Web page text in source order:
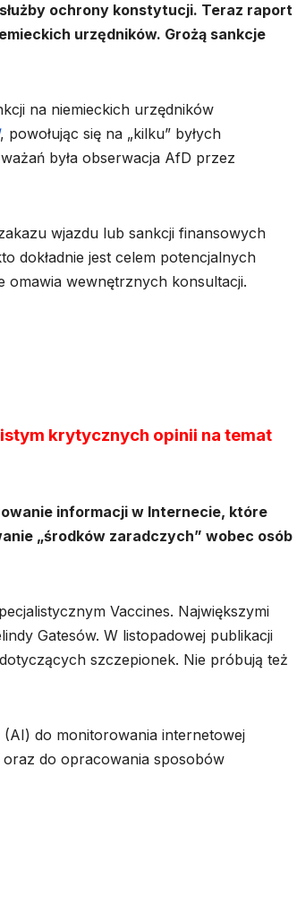
ochrony konstytucji. Teraz raport
urzędników. Grożą sankcje
na niemieckich urzędników
, powołując się na „kilku” byłych
była obserwacja AfD przez
wjazdu lub sankcji finansowych
dokładnie jest celem potencjalnych
omawia wewnętrznych konsultacji.
krytycznych opinii na temat
informacji w Internecie, które
„środków zaradczych” wobec osób
Vaccines. Największymi
Gatesów. W listopadowej publikacji
szczepionek. Nie próbują też
do monitorowania internetowej
do opracowania sposobów